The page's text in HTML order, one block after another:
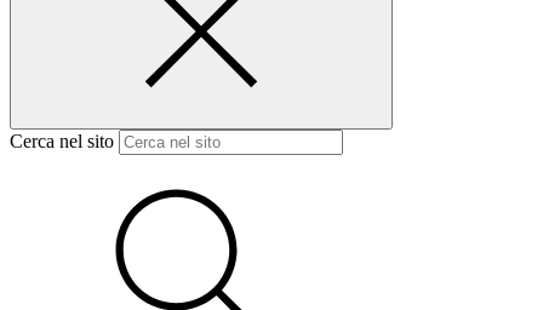
Cerca nel sito